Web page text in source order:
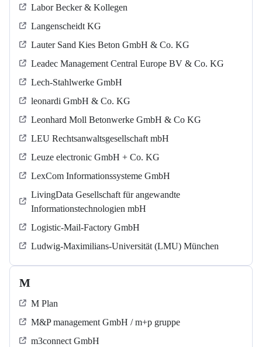
Labor Becker & Kollegen
Langenscheidt KG
Lauter Sand Kies Beton GmbH & Co. KG
Leadec Management Central Europe BV & Co. KG
Lech-Stahlwerke GmbH
leonardi GmbH & Co. KG
Leonhard Moll Betonwerke GmbH & Co KG
LEU Rechtsanwaltsgesellschaft mbH
Leuze electronic GmbH + Co. KG
LexCom Informationssysteme GmbH
LivingData Gesellschaft für angewandte
Informationstechnologien mbH
Logistic-Mail-Factory GmbH
Ludwig-Maximilians-Universität (LMU) München
M
M Plan
M&P management GmbH / m+p gruppe
m3connect GmbH